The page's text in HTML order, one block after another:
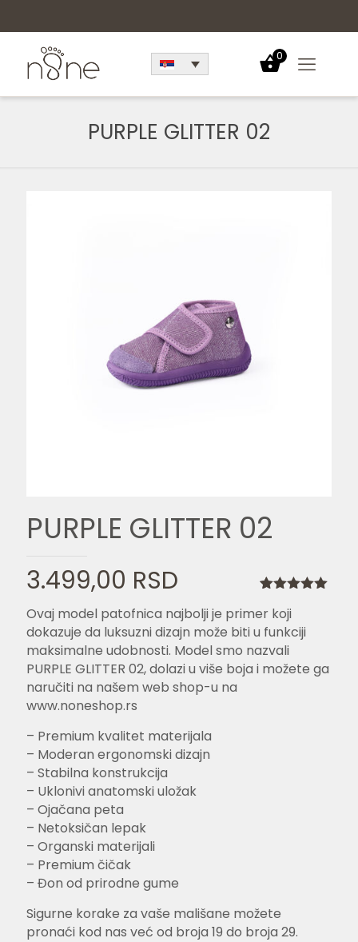
0
PURPLE GLITTER 02
PURPLE GLITTER 02
5.00od 5
na osnovu
ocene kupca
3.499,00 RSD
Ovaj model patofnica najbolji je primer koji
dokazuje da luksuzni dizajn može biti u funkciji
maksimalne udobnosti. Model smo nazvali
PURPLE GLITTER 02, dolazi u više boja i možete ga
naručiti na našem web shop-u na
www.noneshop.rs
– Premium kvalitet materijala
– Moderan ergonomski dizajn
– Stabilna konstrukcija
– Uklonivi anatomski uložak
– Ojačana peta
– Netoksičan lepak
– Organski materijali
– Premium čičak
– Đon od prirodne gume
Sigurne korake za vaše mališane možete
pronaći kod nas već od broja 19 do broja 29.